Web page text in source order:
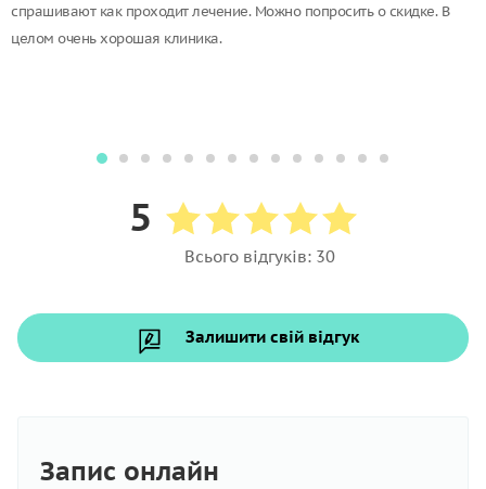
спрашивают как проходит лечение. Можно попросить о скидке. В
целом очень хорошая клиника.
5
Всього відгуків: 30
Залишити свій відгук
Запис онлайн